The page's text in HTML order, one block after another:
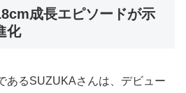
成長エピソードが示
化
あるSUZUKAさんは、デビュー